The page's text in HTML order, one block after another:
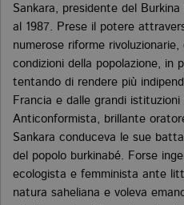
Sankara, presidente del
al 1987. Prese il potere
numerose riforme
condizioni della popolazione, in
tentando di rendere più
Francia e dalle grandi istituzioni
Anticonformista, brillante
Sankara conduceva le sue
del popolo burkinabé. Forse
ecologista e femminista ante
natura saheliana e voleva